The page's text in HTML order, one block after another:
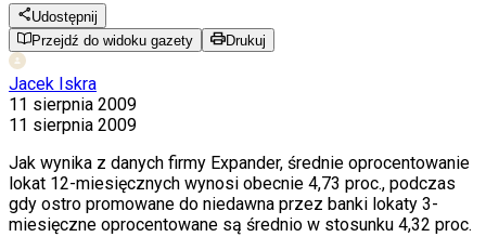
Udostępnij
Przejdź do widoku gazety
Drukuj
Jacek Iskra
11 sierpnia 2009
11 sierpnia 2009
Jak wynika z danych firmy Expander, średnie oprocentowanie
lokat 12-miesięcznych wynosi obecnie 4,73 proc., podczas
gdy ostro promowane do niedawna przez banki lokaty 3-
miesięczne oprocentowane są średnio w stosunku 4,32 proc.